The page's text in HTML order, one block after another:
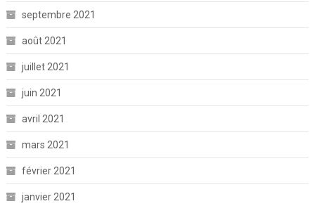
septembre 2021
août 2021
juillet 2021
juin 2021
avril 2021
mars 2021
février 2021
janvier 2021